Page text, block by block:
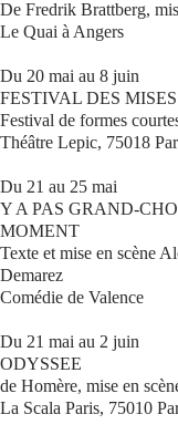
De Fredrik Brattberg,
Le Quai à Angers
Du 20 mai au 8 juin
FESTIVAL DES
Festival de formes
Théâtre Lepic, 75018
Du 21 au 25 mai
Y A PAS GRAND-
MOMENT
Texte et mise en scène
Demarez
Comédie de Valence
Du 21 mai au 2 juin
ODYSSEE
de Homère, mise en
La Scala Paris, 75010